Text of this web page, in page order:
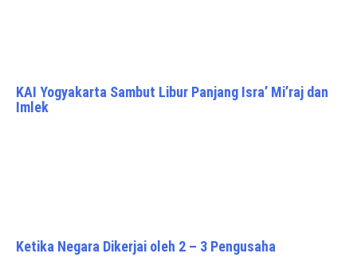
KAI Yogyakarta Sambut Libur Panjang Isra’ Mi’raj dan
Imlek
Ketika Negara Dikerjai oleh 2 – 3 Pengusaha